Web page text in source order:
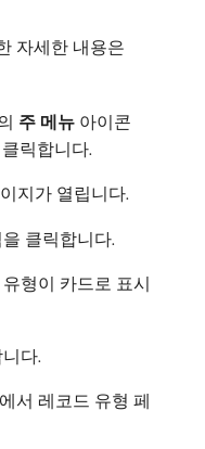
자세한 내용은
주 메뉴 아이콘
릭합니다.
지가 열립니다.
클릭합니다.
형이 카드로 표시
다.
서 레코드 유형 페